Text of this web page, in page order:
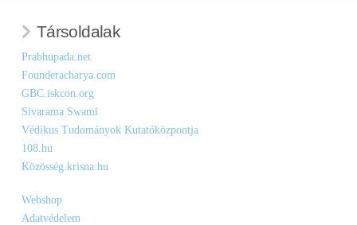
Társoldalak
Prabhupada.net
Founderacharya.com
GBC.iskcon.org
Sivarama Swami
Védikus Tudományok Kutatóközpontja
108.hu
Közösség.krisna.hu
Webshop
Adatvédelem